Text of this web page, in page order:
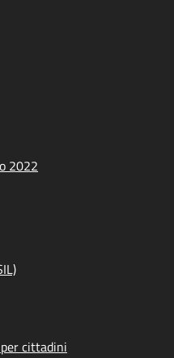
2022
cittadini